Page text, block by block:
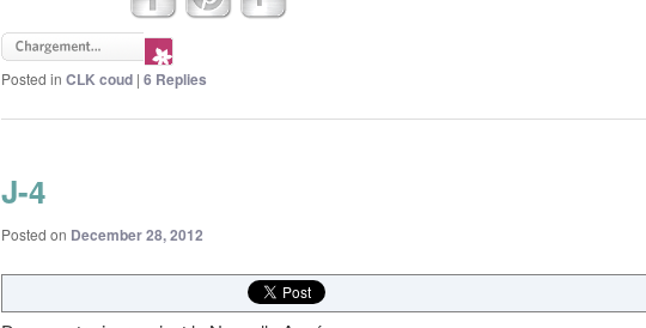
Posted in CLK coud | 6 Replies
J-4
Posted on December 28, 2012